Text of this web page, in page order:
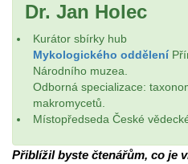
Dr. Jan Holec
Kurátor sbírky hub
Mykologického oddělení
Národního muzea.
Odborná specializace:
makromycetů.
Místopředseda České
Přiblížil byste čtenářům, co je